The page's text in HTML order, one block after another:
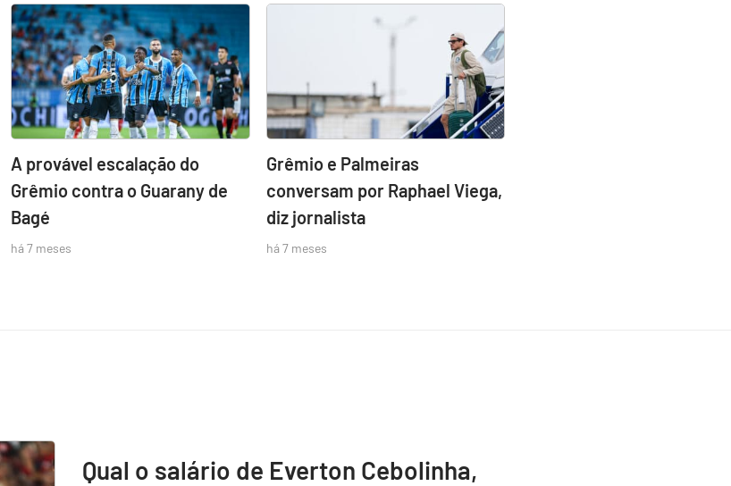
A provável escalação do
Grêmio contra o Guarany de
Bagé
há 7 meses
Grêmio e Palmeiras
conversam por Raphael Viega,
diz jornalista
há 7 meses
Qual o salário de Everton Cebolinha,